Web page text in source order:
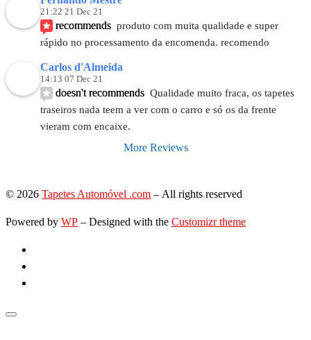
21:22 21 Dec 21
recommends produto com muita qualidade e super
rápido no processamento da encomenda. recomendo
Carlos d'Almeida
14:13 07 Dec 21
doesn't recommends Qualidade muito fraca, os tapetes
traseiros nada teem a ver com o carro e só os da frente
vieram com encaixe.
More Reviews
© 2026 Tapetes Automóvel .com – All rights reserved
Powered by WP – Designed with the Customizr theme